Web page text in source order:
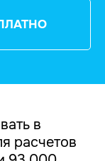
в
расчетов